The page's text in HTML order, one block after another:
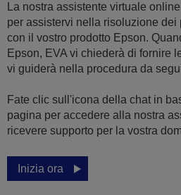
La nostra assistente virtuale
per assistervi nella risoluzione dei
con il vostro prodotto Epson.
Epson, EVA vi chiederà di fornire
vi guiderà nella procedura da
Fate clic sull'icona della chat in
pagina per accedere alla nostra
ricevere supporto per la vostra
Inizia ora